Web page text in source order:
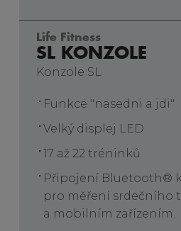
Life Fitness
SL KONZOLE
Konzole SL
Funkce "nasedni a jdi"
Velký displej LED
17 až 22 tréninků
Připojení Bluetooth®
pro měření srdečního
a mobilním zařízením.